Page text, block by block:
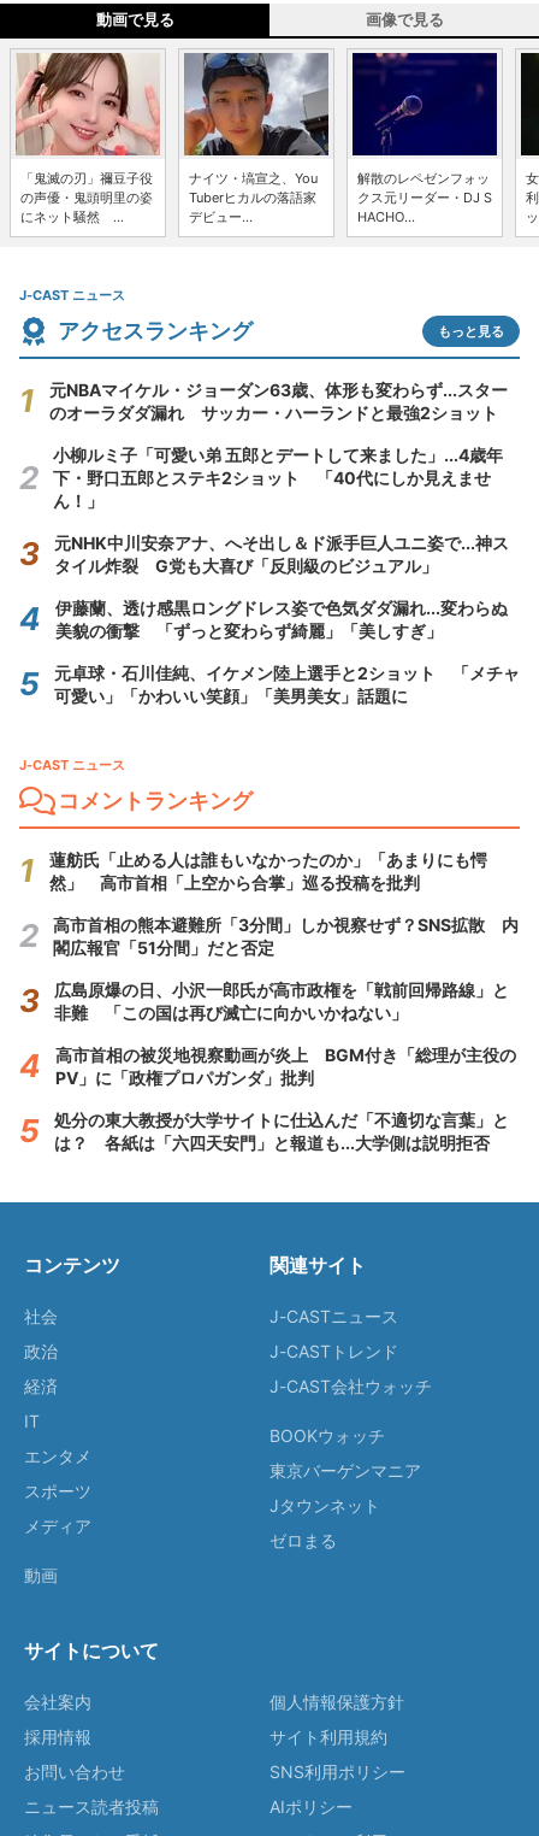
動画で見る 画像で見る
「鬼滅の刃」禰豆子役
の声優・鬼頭明里の姿
にネット騒然 ...
ナイツ・塙宣之、You
Tuberヒカルの落語家
デビュー...
解散のレペゼンフォッ
クス元リーダー・DJ S
HACHO...
J-CAST ニュース
アクセスランキング もっと見る
元NBAマイケル・ジョーダン63歳、体形も変わらず...スター
のオーラダダ漏れ サッカー・ハーランドと最強2ショット
小柳ルミ子「可愛い弟 五郎とデートして来ました」...4歳年
下・野口五郎とステキ2ショット 「40代にしか見えませ
ん！」
元NHK中川安奈アナ、へそ出し＆ド派手巨人ユニ姿で...神ス
タイル炸裂 G党も大喜び「反則級のビジュアル」
伊藤蘭、透け感黒ロングドレス姿で色気ダダ漏れ...変わらぬ
美貌の衝撃 「ずっと変わらず綺麗」「美しすぎ」
元卓球・石川佳純、イケメン陸上選手と2ショット 「メチャ
可愛い」「かわいい笑顔」「美男美女」話題に
J-CAST ニュース
コメントランキング
蓮舫氏「止める人は誰もいなかったのか」「あまりにも愕
然」 高市首相「上空から合掌」巡る投稿を批判
高市首相の熊本避難所「3分間」しか視察せず？SNS拡散 内
閣広報官「51分間」だと否定
広島原爆の日、小沢一郎氏が高市政権を「戦前回帰路線」と
非難 「この国は再び滅亡に向かいかねない」
高市首相の被災地視察動画が炎上 BGM付き「総理が主役の
PV」に「政権プロパガンダ」批判
処分の東大教授が大学サイトに仕込んだ「不適切な言葉」と
は？ 各紙は「六四天安門」と報道も...大学側は説明拒否
コンテンツ
社会
政治
経済
IT
エンタメ
スポーツ
メディア
動画
関連サイト
J-CASTニュース
J-CASTトレンド
J-CAST会社ウォッチ
BOOKウォッチ
東京バーゲンマニア
Jタウンネット
ゼロまる
サイトについて
会社案内
採用情報
お問い合わせ
ニュース読者投稿
個人情報保護方針
サイト利用規約
SNS利用ポリシー
AIポリシー